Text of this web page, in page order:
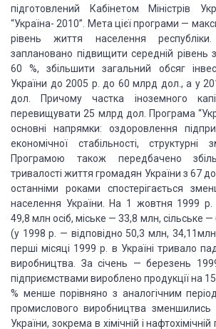
підготовлений Кабінетом Міністрів
“Україна- 2010”. Мета цієї програми —
рівень життя населення
заплановано підвищити середній рівень
60 %, збільшити загальний обсяг
України до 2005 р. до 60 млрд дол., а у
дол. Причому частка іноземного
перевищувати 25 млрд дол. Програма
основні напрямки: оздоровлення
економічної стабільності, структурні
Програмою також передбачено
тривалості життя громадян України з 67
останніми роками спостерігається
населення України. На 1 жовтня 1999 р.
49,8 млн осіб, міське — 33,8 млн, сільське —
(у 1998 р. — відповідно 50,3 млн,
перші місяці 1999 р. в Україні тривало
виробництва. За січень — березень
підприємствами вироблено продукції на
% менше порівняно з аналогічним
промислового виробництва зменшились
України, зокрема в хімічній і